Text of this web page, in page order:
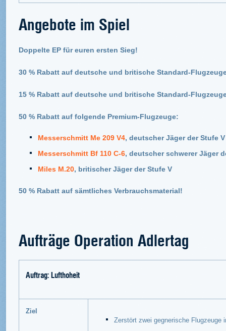
Angebote im Spiel
Doppelte EP für euren ersten Sieg!
30 % Rabatt auf deutsche und britische Standard-
15 % Rabatt auf deutsche und britische Standard-
50 % Rabatt auf folgende Premium-Flugzeuge:
Messerschmitt Me 209 V4, deutscher Jäger der Stufe V
Messerschmitt Bf 110 C-6, deutscher schwerer Jäger
Miles M.20, britischer Jäger der Stufe V
50 % Rabatt auf sämtliches Verbrauchsmaterial!
Aufträge Operation Adlertag
Auftrag: Lufthoheit
Ziel
Zerstört zwei gegnerische Flugzeuge